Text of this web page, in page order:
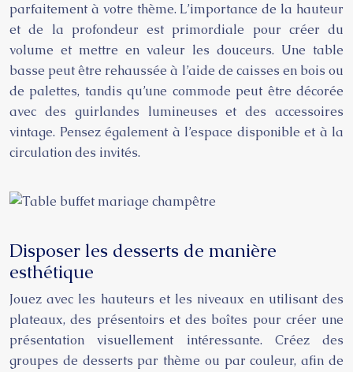
parfaitement à votre thème. L’importance de la hauteur
et de la profondeur est primordiale pour créer du
volume et mettre en valeur les douceurs. Une table
basse peut être rehaussée à l’aide de caisses en bois ou
de palettes, tandis qu’une commode peut être décorée
avec des guirlandes lumineuses et des accessoires
vintage. Pensez également à l’espace disponible et à la
circulation des invités.
Disposer les desserts de manière
esthétique
Jouez avec les hauteurs et les niveaux en utilisant des
plateaux, des présentoirs et des boîtes pour créer une
présentation visuellement intéressante. Créez des
groupes de desserts par thème ou par couleur, afin de